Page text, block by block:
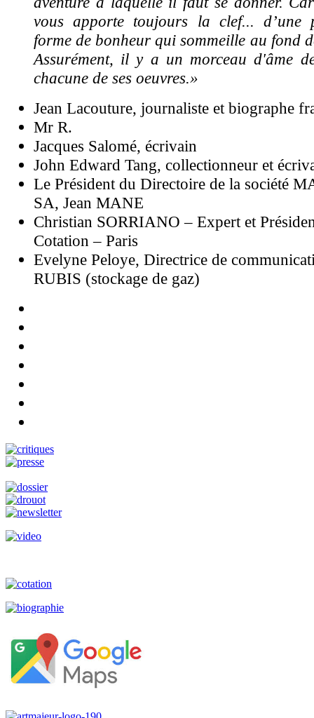
vous apporte toujours la clef... d’une
forme de bonheur qui sommeille au fond
Assurément, il y a un morceau d'âme
chacune de ses oeuvres.»
Jean Lacouture, journaliste et biographe
Mr R.
Jacques Salomé, écrivain
John Edward Tang, collectionneur et
Le Président du Directoire de la société
SA, Jean MANE
Christian SORRIANO – Expert et
Cotation – Paris
Evelyne Peloye, Directrice de
RUBIS (stockage de gaz)